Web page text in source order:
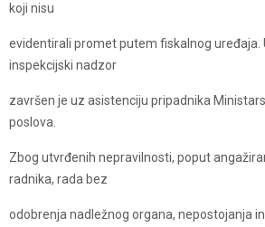
koji nisu
evidentirali promet putem fiskalnog uređaja.
inspekcijski nadzor
završen je uz asistenciju pripadnika
poslova.
Zbog utvrđenih nepravilnosti, poput
radnika, rada bez
odobrenja nadležnog organa, nepostojanja